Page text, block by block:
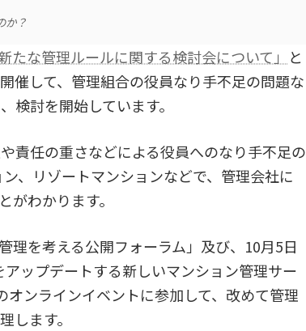
か？
たな管理ルールに関する検討会について」 と
催して、管理組合の役員なり手不足の問題な
検討を開始しています。
責任の重さなどによる役員へのなり手不足の
、リゾートマンションなどで、管理会社に
がわかります。
理を考える公開フォーラム」及び、10月5日
ップデートする新しいマンション管理サー
ンラインイベントに参加して、改めて管理
します。